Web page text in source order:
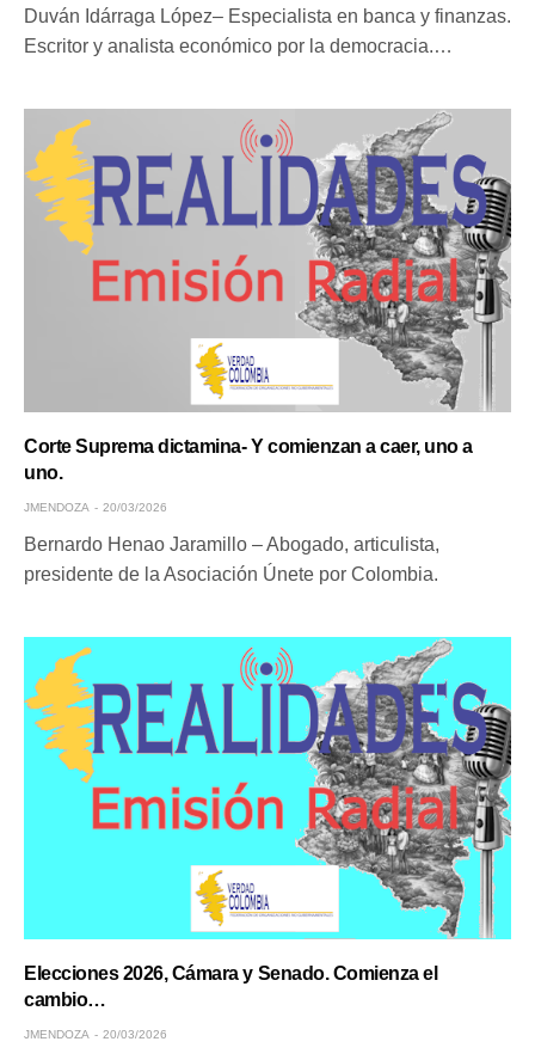
Duván Idárraga López– Especialista en banca y finanzas.
Escritor y analista económico por la democracia.…
Corte Suprema dictamina- Y comienzan a caer, uno a
uno.
JMENDOZA 20/03/2026
Bernardo Henao Jaramillo – Abogado, articulista,
presidente de la Asociación Únete por Colombia.
Elecciones 2026, Cámara y Senado. Comienza el
cambio…
JMENDOZA 20/03/2026